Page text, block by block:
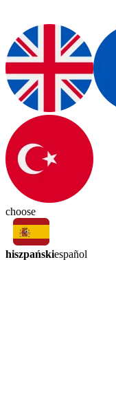
choose
hiszpańskiespañol